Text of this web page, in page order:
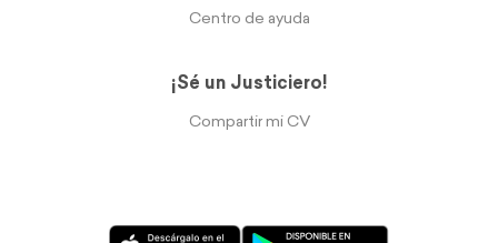
Centro de ayuda
¡Sé un Justiciero!
Compartir mi CV